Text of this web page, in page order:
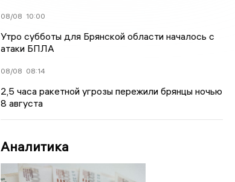
08/08 10:00
Утро субботы для Брянской области началось с
атаки БПЛА
08/08 08:14
2,5 часа ракетной угрозы пережили брянцы ночью
8 августа
Аналитика